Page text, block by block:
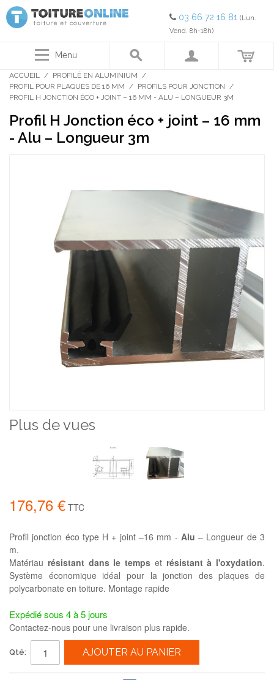
03 66 72 16 81 (Lun.
Vend. 8h-18h)
Menu
ACCUEIL / PROFILÉ EN ALUMINIUM /
PROFIL POUR PLAQUES DE 16 MM / PROFILS POUR JONCTION /
PROFIL H JONCTION ÉCO + JOINT – 16 MM - ALU – LONGUEUR 3M
Profil H Jonction éco + joint – 16 mm
- Alu – Longueur 3m
Plus de vues
176,76 € TTC
Profil jonction éco type H + joint –16 mm - Alu – Longueur de 3
m.
Matériau résistant dans le temps et résistant à l'oxydation.
Système économique idéal pour la jonction des plaques de
polycarbonate en toiture. Montage rapide
Expédié sous 4 à 5 jours
Contactez-nous pour une livraison plus rapide.
Qté: AJOUTER AU PANIER